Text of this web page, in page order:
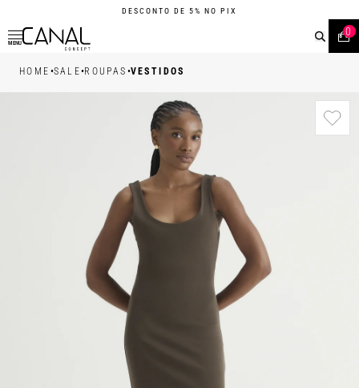
DESCONTO DE 5% NO PIX
MENU
0
HOME •SALE•ROUPAS •VESTIDOS